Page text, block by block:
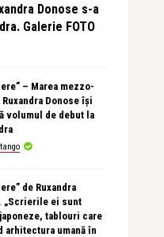
Donose s-a
Galerie FOTO
– Marea mezzo-
Ruxandra Donose își
volumul de debut la
de Ruxandra
„Scrierile ei sunt
tablouri care
arhitectura umană în